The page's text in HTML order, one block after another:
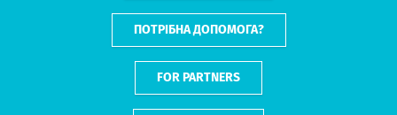
ПОТРІБНА ДОПОМОГА?
FOR PARTNERS